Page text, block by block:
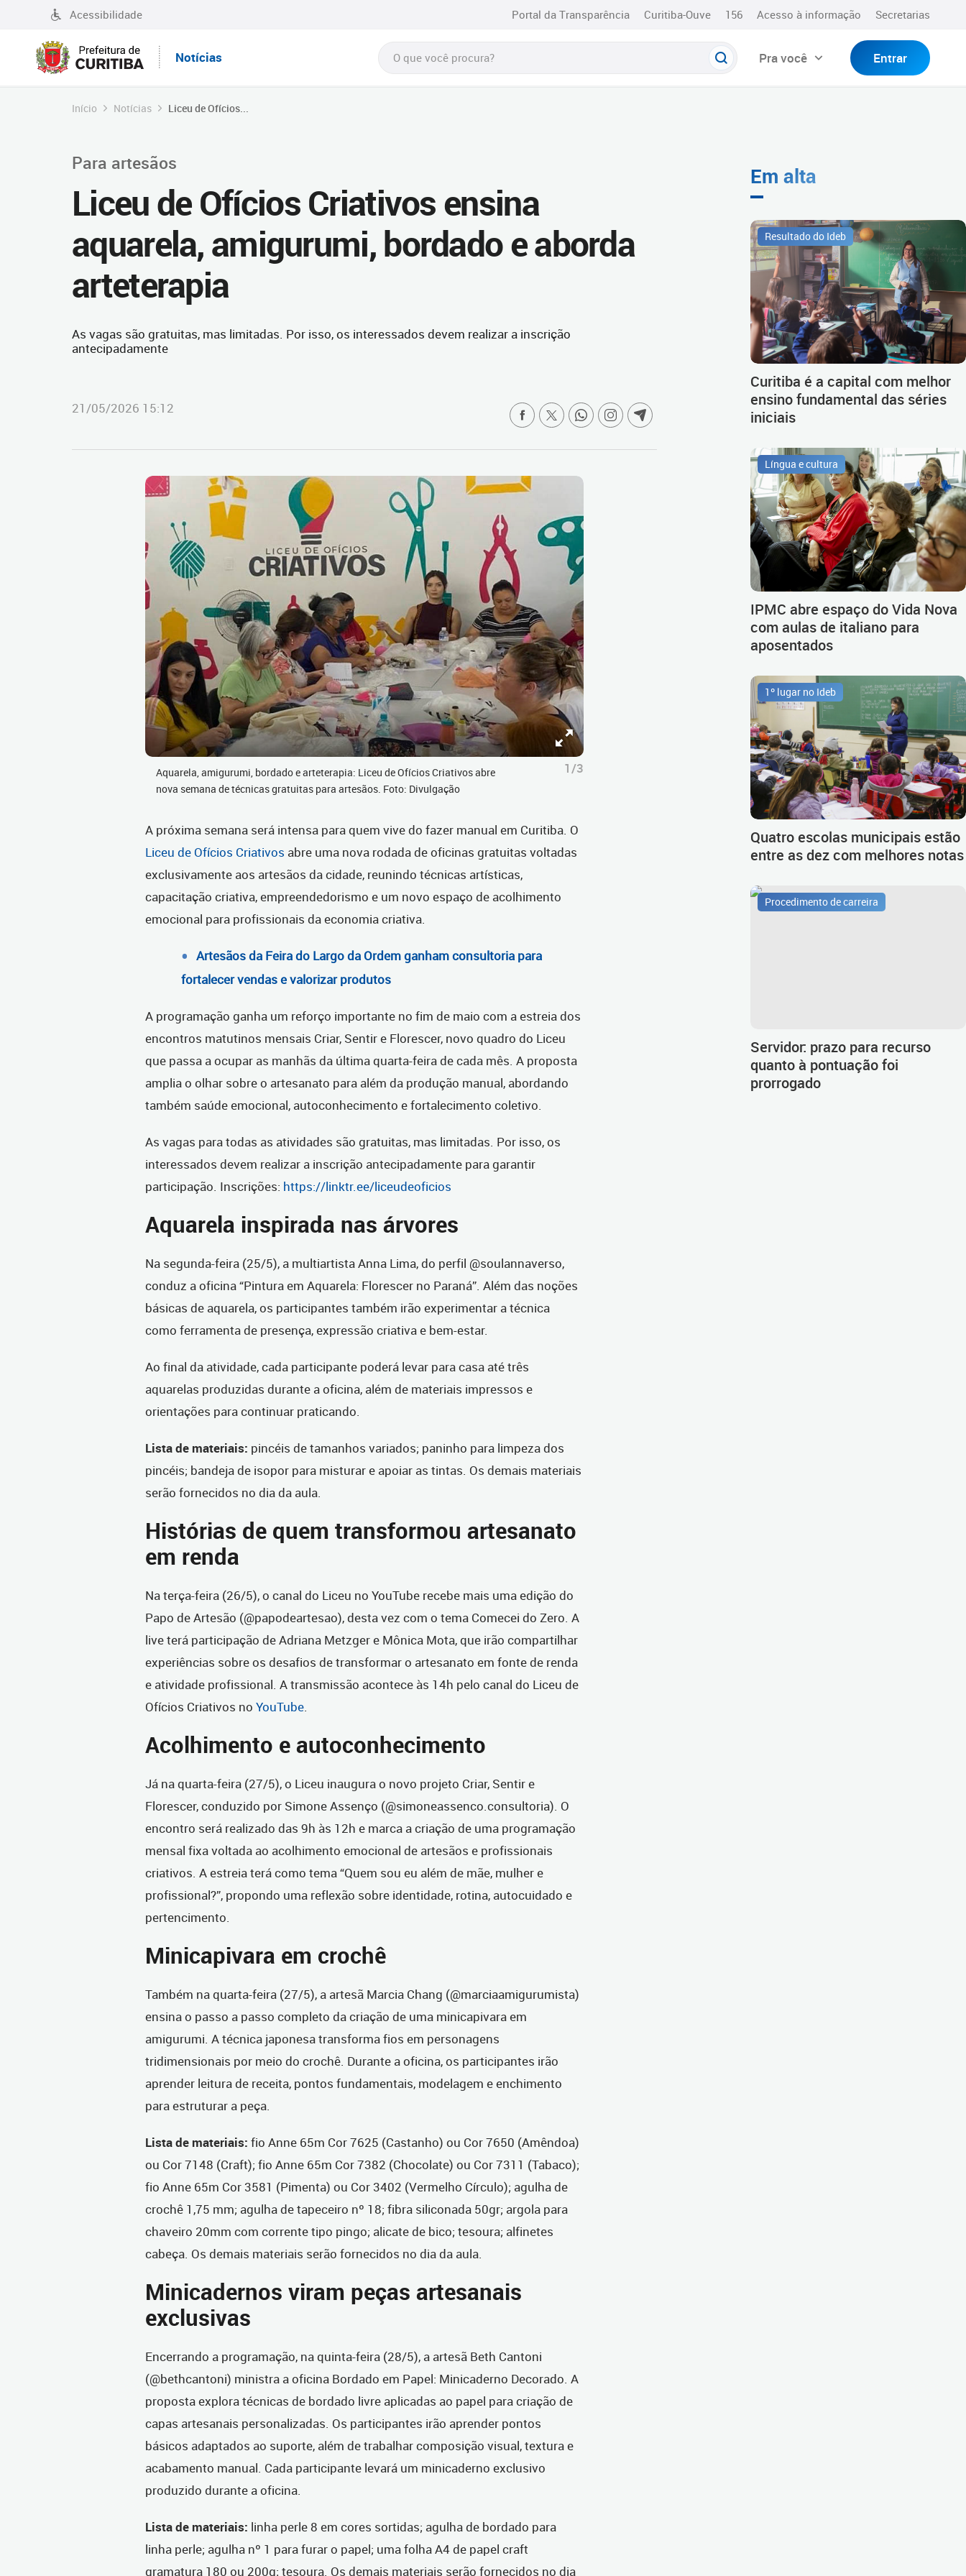
Acessibilidade Portal da Transparência Curitiba-Ouve 156 Acesso à informação Secretarias
Notícias Pra você Entrar
Início Notícias Liceu de Ofícios...
Para artesãos
Liceu de Ofícios Criativos ensina
aquarela, amigurumi, bordado e aborda
arteterapia
As vagas são gratuitas, mas limitadas. Por isso, os interessados devem realizar a inscrição
antecipadamente
21/05/2026 15:12
Aquarela, amigurumi, bordado e arteterapia: Liceu de Ofícios Criativos abre
nova semana de técnicas gratuitas para artesãos. Foto: Divulgação
1/3
A próxima semana será intensa para quem vive do fazer manual em Curitiba. O
Liceu de Ofícios Criativos abre uma nova rodada de oficinas gratuitas voltadas
exclusivamente aos artesãos da cidade, reunindo técnicas artísticas,
capacitação criativa, empreendedorismo e um novo espaço de acolhimento
emocional para profissionais da economia criativa.
Artesãos da Feira do Largo da Ordem ganham consultoria para
fortalecer vendas e valorizar produtos
A programação ganha um reforço importante no fim de maio com a estreia dos
encontros matutinos mensais Criar, Sentir e Florescer, novo quadro do Liceu
que passa a ocupar as manhãs da última quarta-feira de cada mês. A proposta
amplia o olhar sobre o artesanato para além da produção manual, abordando
também saúde emocional, autoconhecimento e fortalecimento coletivo.
As vagas para todas as atividades são gratuitas, mas limitadas. Por isso, os
interessados devem realizar a inscrição antecipadamente para garantir
participação. Inscrições: https://linktr.ee/liceudeoficios
Aquarela inspirada nas árvores
Na segunda-feira (25/5), a multiartista Anna Lima, do perfil @soulannaverso,
conduz a oficina “Pintura em Aquarela: Florescer no Paraná”. Além das noções
básicas de aquarela, os participantes também irão experimentar a técnica
como ferramenta de presença, expressão criativa e bem-estar.
Ao final da atividade, cada participante poderá levar para casa até três
aquarelas produzidas durante a oficina, além de materiais impressos e
orientações para continuar praticando.
Lista de materiais: pincéis de tamanhos variados; paninho para limpeza dos
pincéis; bandeja de isopor para misturar e apoiar as tintas. Os demais materiais
serão fornecidos no dia da aula.
Histórias de quem transformou artesanato
em renda
Na terça-feira (26/5), o canal do Liceu no YouTube recebe mais uma edição do
Papo de Artesão (@papodeartesao), desta vez com o tema Comecei do Zero. A
live terá participação de Adriana Metzger e Mônica Mota, que irão compartilhar
experiências sobre os desafios de transformar o artesanato em fonte de renda
e atividade profissional. A transmissão acontece às 14h pelo canal do Liceu de
Ofícios Criativos no YouTube.
Acolhimento e autoconhecimento
Já na quarta-feira (27/5), o Liceu inaugura o novo projeto Criar, Sentir e
Florescer, conduzido por Simone Assenço (@simoneassenco.consultoria). O
encontro será realizado das 9h às 12h e marca a criação de uma programação
mensal fixa voltada ao acolhimento emocional de artesãos e profissionais
criativos. A estreia terá como tema “Quem sou eu além de mãe, mulher e
profissional?”, propondo uma reflexão sobre identidade, rotina, autocuidado e
pertencimento.
Minicapivara em crochê
Também na quarta-feira (27/5), a artesã Marcia Chang (@marciaamigurumista)
ensina o passo a passo completo da criação de uma minicapivara em
amigurumi. A técnica japonesa transforma fios em personagens
tridimensionais por meio do crochê. Durante a oficina, os participantes irão
aprender leitura de receita, pontos fundamentais, modelagem e enchimento
para estruturar a peça.
Lista de materiais: fio Anne 65m Cor 7625 (Castanho) ou Cor 7650 (Amêndoa)
ou Cor 7148 (Craft); fio Anne 65m Cor 7382 (Chocolate) ou Cor 7311 (Tabaco);
fio Anne 65m Cor 3581 (Pimenta) ou Cor 3402 (Vermelho Círculo); agulha de
crochê 1,75 mm; agulha de tapeceiro nº 18; fibra siliconada 50gr; argola para
chaveiro 20mm com corrente tipo pingo; alicate de bico; tesoura; alfinetes
cabeça. Os demais materiais serão fornecidos no dia da aula.
Minicadernos viram peças artesanais
exclusivas
Encerrando a programação, na quinta-feira (28/5), a artesã Beth Cantoni
(@bethcantoni) ministra a oficina Bordado em Papel: Minicaderno Decorado. A
proposta explora técnicas de bordado livre aplicadas ao papel para criação de
capas artesanais personalizadas. Os participantes irão aprender pontos
básicos adaptados ao suporte, além de trabalhar composição visual, textura e
acabamento manual. Cada participante levará um minicaderno exclusivo
produzido durante a oficina.
Lista de materiais: linha perle 8 em cores sortidas; agulha de bordado para
linha perle; agulha nº 1 para furar o papel; uma folha A4 de papel craft
gramatura 180 ou 200g; tesoura. Os demais materiais serão fornecidos no dia
Em alta
Resultado do Ideb
Curitiba é a capital com melhor
ensino fundamental das séries
iniciais
Língua e cultura
IPMC abre espaço do Vida Nova
com aulas de italiano para
aposentados
1º lugar no Ideb
Quatro escolas municipais estão
entre as dez com melhores notas
Procedimento de carreira
Servidor: prazo para recurso
quanto à pontuação foi
prorrogado